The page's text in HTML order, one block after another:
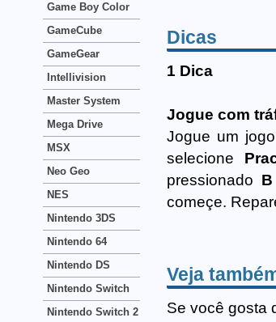
Dicas
1 Dica
Jogue com
Jogue um
selecione
pressionado B
começe.
Veja
Se você gosta
Game Boy Color
GameCube
GameGear
Intellivision
Master System
Mega Drive
MSX
Neo Geo
NES
Nintendo 3DS
Nintendo 64
Nintendo DS
Nintendo Switch
Nintendo Switch 2